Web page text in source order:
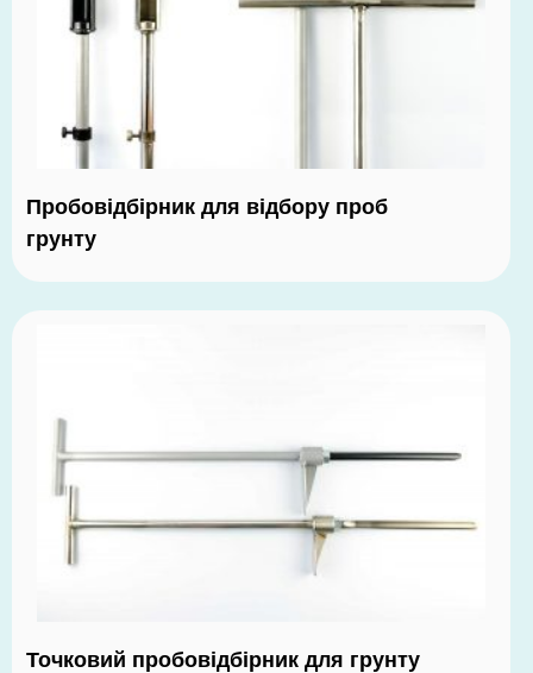
Пробовідбірник для відбору проб
грунту
Точковий пробовідбірник для грунту